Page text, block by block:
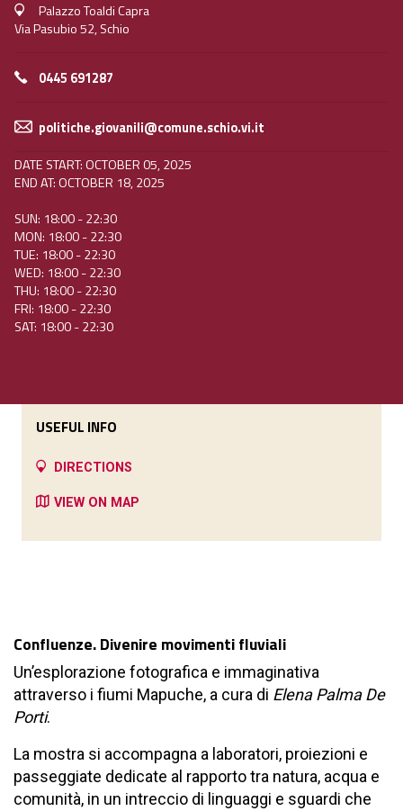
Palazzo Toaldi Capra
Via Pasubio 52, Schio
0445 691287
politiche.giovanili@comune.schio.vi.it
DATE START: OCTOBER 05, 2025
END AT: OCTOBER 18, 2025
SUN: 18:00 - 22:30
MON: 18:00 - 22:30
TUE: 18:00 - 22:30
WED: 18:00 - 22:30
THU: 18:00 - 22:30
FRI: 18:00 - 22:30
SAT: 18:00 - 22:30
Confluenze. Divenire movimenti fluviali
Un’esplorazione fotografica e immaginativa
attraverso i fiumi Mapuche, a cura di Elena Palma De
Porti.
La mostra si accompagna a laboratori, proiezioni e
passeggiate dedicate al rapporto tra natura, acqua e
comunità, in un intreccio di linguaggi e sguardi che
USEFUL INFO
DIRECTIONS
VIEW ON MAP